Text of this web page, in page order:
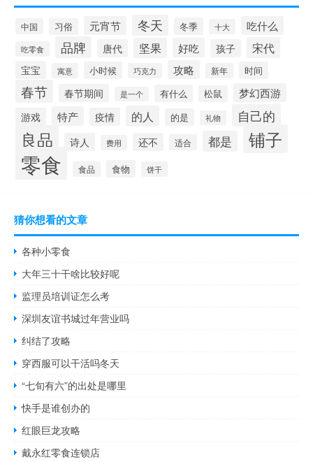
中国 习俗 元宵节 冬天 冬季 十大 吃什么
吃零食 品牌 唐代 坚果 好吃 孩子 宋代
宝宝 寓意 小时候 巧克力 攻略 新年 时间
春节 春节期间 是一个 有什么 松鼠 梦幻西游
游戏 特产 疫情 的人 的是 礼物 自己的
良品 诗人 费用 还不 适合 都是 铺子
零食 食品 食物 饼干
猜你想看的文章
各种小零食
大年三十干啥比较好呢
监理员培训证怎么考
深圳友谊书城过年营业吗
纠结了攻略
穿西服可以干活吗冬天
“七旬有六”的出处是哪里
快手是谁创办的
红眼巨龙攻略
戴永红零食连锁店